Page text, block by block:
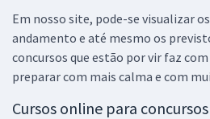
Em nosso site, pode-se visualizar
andamento e até mesmo os
concursos que estão por vir faz
preparar com mais calma e com
Cursos online para concursos